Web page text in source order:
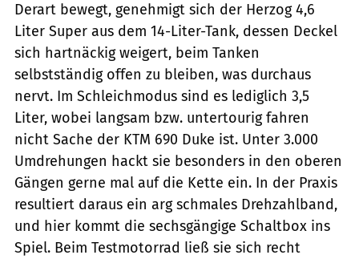
Derart bewegt, genehmigt sich der Herzog 4,6
Liter Super aus dem 14-Liter-Tank, dessen Deckel
sich hartnäckig weigert, beim Tanken
selbstständig offen zu bleiben, was durchaus
nervt. Im Schleichmodus sind es lediglich 3,5
Liter, wobei langsam bzw. untertourig fahren
nicht Sache der KTM 690 Duke ist. Unter 3.000
Umdrehungen hackt sie besonders in den oberen
Gängen gerne mal auf die Kette ein. In der Praxis
resultiert daraus ein arg schmales Drehzahlband,
und hier kommt die sechsgängige Schaltbox ins
Spiel. Beim Testmotorrad ließ sie sich recht